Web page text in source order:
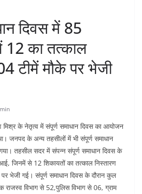
दिवस में 85
12 का तत्काल
टीमें मौके पर भेजी
मिश्र के नेतृत्व में संपूर्ण समाधान दिवस का आयोजन
जनपद के अन्य तहसीलों में भी संपूर्ण समाधान
तहसील सदर में संपन्न संपूर्ण समाधान दिवस के
जिनमें से 12 शिकायतों का तत्काल निस्तारण
भेजी गई। संपूर्ण समाधान दिवस के दौरान कुल
राजस्व विभाग से 52,पुलिस विभाग से 06, ग्राम